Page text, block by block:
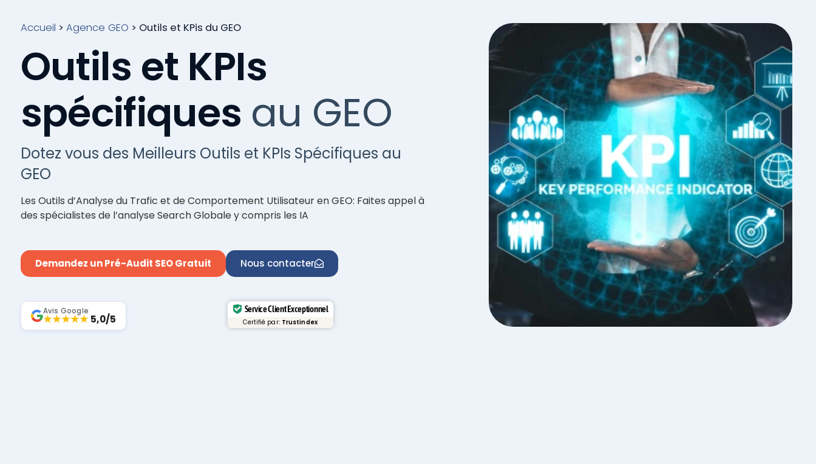
Accueil > Agence GEO > Outils et KPis du GEO
Outils et KPIs
spécifiques au GEO
Dotez vous des Meilleurs Outils et KPIs Spécifiques au
GEO
Les Outils d’Analyse du Trafic et de Comportement Utilisateur en GEO: Faites appel à
des spécialistes de l’analyse Search Globale y compris les IA
Demandez un Pré-Audit SEO Gratuit Nous contacter
Avis Google
★★★★★5,0/5
Service Client Exceptionnel
Certifié par: Trustindex